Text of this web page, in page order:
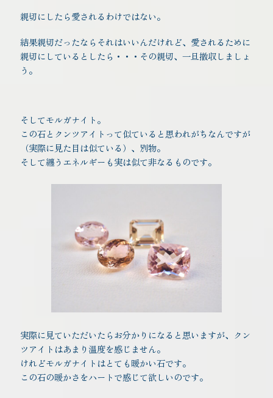
親切にしたら愛されるわけではない。
結果親切だったならそれはいいんだけれど、愛されるために
親切にしているとしたら・・・その親切、一旦撤収しましょ
う。
そしてモルガナイト。
この石とクンツアイトって似ていると思われがちなんですが
（実際に見た目は似ている）、別物。
そして纏うエネルギーも実は似て非なるものです。
実際に見ていただいたらお分かりになると思いますが、クン
ツアイトはあまり温度を感じません。
けれどモルガナイトはとても暖かい石です。
この石の暖かさをハートで感じて欲しいのです。